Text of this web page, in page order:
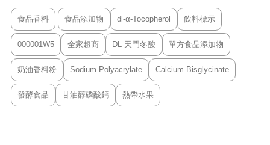
食品香料 食品添加物 dl-α-Tocopherol 飲料標示
000001W5 全家超商 DL-天門冬酸 單方食品添加物
奶油香料粉 Sodium Polyacrylate Calcium Bisglycinate
發酵食品 甘油醇磷酸鈣 熱帶水果